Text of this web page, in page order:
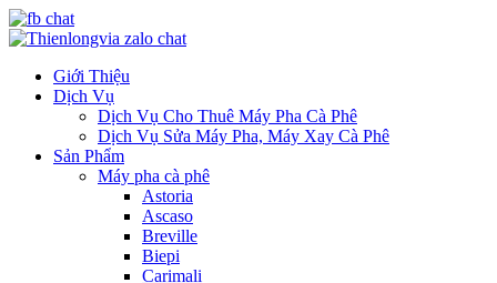
Giới Thiệu
Dịch Vụ
Dịch Vụ Cho Thuê Máy Pha Cà Phê
Dịch Vụ Sửa Máy Pha, Máy Xay Cà Phê
Sản Phẩm
Máy pha cà phê
Astoria
Ascaso
Breville
Biepi
Carimali